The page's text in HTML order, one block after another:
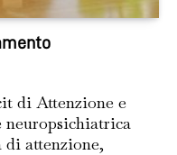
di Attenzione e
di attenzione,